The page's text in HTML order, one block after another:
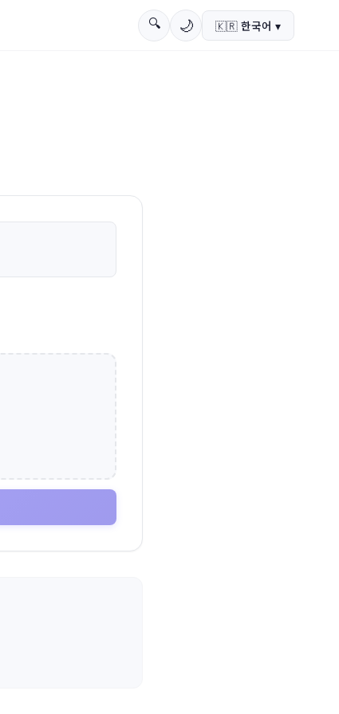
🔍 🌙 🇰🇷 한국어 ▾